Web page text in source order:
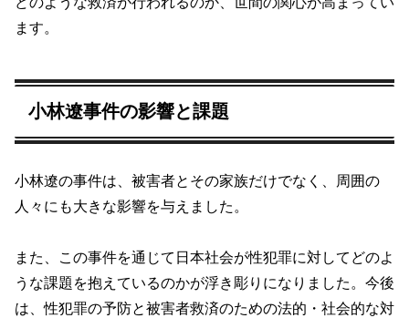
ます。
小林遼事件の影響と課題
小林遼の事件は、被害者とその家族だけでなく、周囲の
人々にも大きな影響を与えました。
また、この事件を通じて日本社会が性犯罪に対してどのよ
うな課題を抱えているのかが浮き彫りになりました。今後
は、性犯罪の予防と被害者救済のための法的・社会的な対